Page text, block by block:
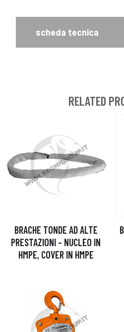
scheda tecnica
RELATED
BRACHE TONDE AD ALTE
PRESTAZIONI – NUCLEO IN
HMPE, COVER IN HMPE